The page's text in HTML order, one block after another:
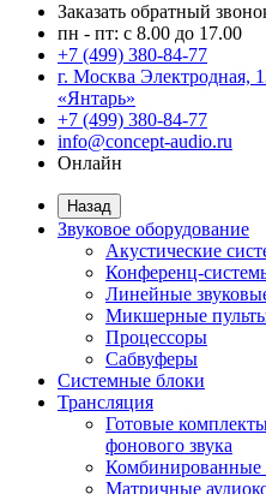
Заказать обратный
пн - пт: с 8.00 до 17.00
+7 (499) 380-84-77
г. Москва Электродная,
«Янтарь»
+7 (499) 380-84-77
info@concept-audio.ru
Онлайн
Назад
Звуковое оборудование
Акустические
Конференц-
Линейные
Микшерные
Процессоры
Сабвуферы
Системные блоки
Трансляция
Готовые
фонового звука
Комбинированные
Матричные